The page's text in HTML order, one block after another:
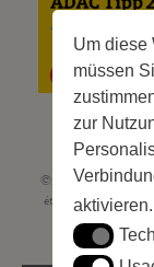
Um diese
müssen
zur
aktivieren.
Technical
©2023 Les Criques
étoiles Tourisme